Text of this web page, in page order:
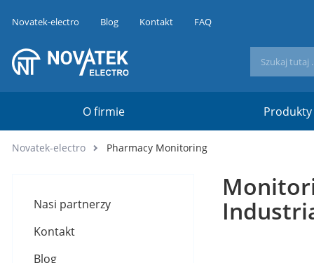
Novatek-electro Blog Kontakt FAQ
O firmie Produkty
Novatek-electro Pharmacy Monitoring
Nasi partnerzy
Kontakt
Blog